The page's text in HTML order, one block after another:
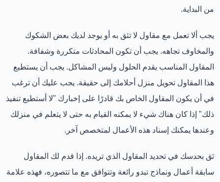
من البداية.
يجب ألا تعمل مع مقاول لا تثق به أو يوجد لديك بعض الشكوك
والمخاوف تجاهه. يجب أن تكون المحادثات متكررة وشفافة.
المقاول المناسب يقدم الحلول وليس المشاكل. يجب أن يستطيع
هذا المقاول تحويل منزل أحلامك إلى حقيقة. يجب عليك أن ترغب
في أن يكون المقاول الخاص بك قادرًا على إخبارك "لا أستطيع تنفيذ
ذلك" إذا كان هناك شيء لا يمكنه القيام به حتى لا يتعلم في منزلك
وعندها يمكنك إسناد هذه الأعمال لمتخصص آخر.
ثق بحدسك في تحديد المقاول الذي تريده. إذا قدم لك المقاول
سابقة أعمال ونماذج تبدو رائعة وتتوافق مع ما تتصوره، فهذه علامة